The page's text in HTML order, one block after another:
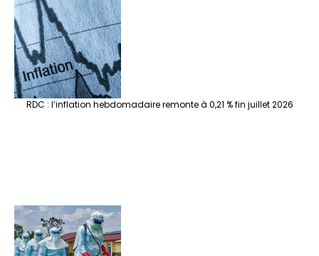
RDC : l’inflation hebdomadaire remonte à 0,21 % fin juillet 2026